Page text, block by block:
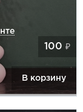
100 ₽
В корзину